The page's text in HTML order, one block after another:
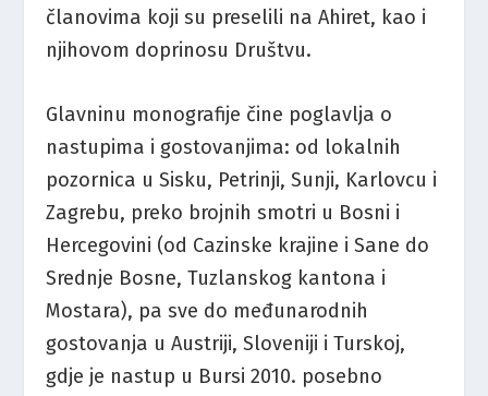
članovima koji su preselili na Ahiret, kao i
njihovom doprinosu Društvu.
Glavninu monografije čine poglavlja o
nastupima i gostovanjima: od lokalnih
pozornica u Sisku, Petrinji, Sunji, Karlovcu i
Zagrebu, preko brojnih smotri u Bosni i
Hercegovini (od Cazinske krajine i Sane do
Srednje Bosne, Tuzlanskog kantona i
Mostara), pa sve do međunarodnih
gostovanja u Austriji, Sloveniji i Turskoj,
gdje je nastup u Bursi 2010. posebno